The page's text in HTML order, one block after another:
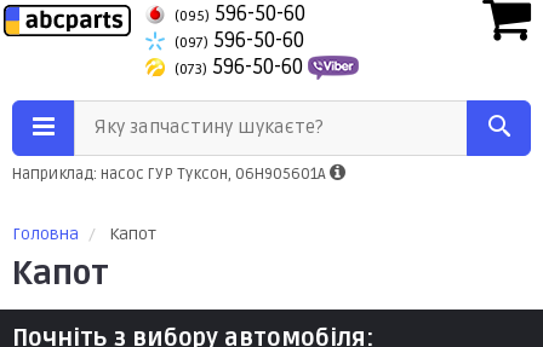
(095) 596-50-60
(097) 596-50-60
(073) 596-50-60
Яку запчастину шукаєте?
Наприклад: насос ГУР Туксон, 06H905601A
Головна Капот
Капот
Почніть з вибору автомобіля: